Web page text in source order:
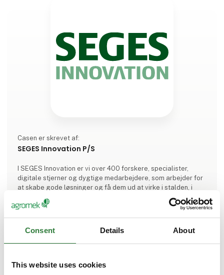
Consent Details About
This website uses cookies
Casen er skrevet af:
SEGES Innovation P/S
I SEGES Innovation er vi over 400 forskere, specialister,
digitale stjerner og dygtige medarbejdere, som arbejder for
at skabe gode løsninger og få dem ud at virke i stalden, i
marken og i hele værdikæden fra jord til bord.
landbrugs- og fødevareproduktion.
fødevareområdet, og vi forsker og innoverer inden for blandt